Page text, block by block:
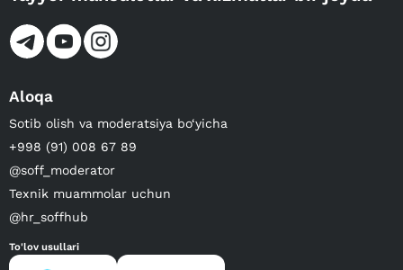
Aloqa
Sotib olish va moderatsiya bo‘yicha
+998 (91) 008 67 89
@soff_moderator
Texnik muammolar uchun
@hr_soffhub
To'lov usullari